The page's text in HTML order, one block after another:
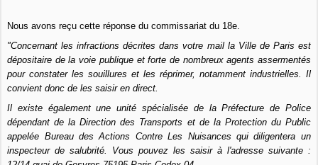
Nous avons reçu cette réponse du commissariat du 18e.
"Concernant les infractions décrites dans votre mail la Ville de Paris est
dépositaire de la voie publique et forte de nombreux agents assermentés
pour constater les souillures et les réprimer, notamment industrielles. Il
convient donc de les saisir en direct.
Il existe également une unité spécialisée de la Préfecture de Police
dépendant de la Direction des Transports et de la Protection du Public
appelée Bureau des Actions Contre Les Nuisances qui diligentera un
inspecteur de salubrité. Vous pouvez les saisir à l'adresse suivante :